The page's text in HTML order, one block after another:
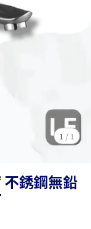
1 / 1
不銹鋼無鉛